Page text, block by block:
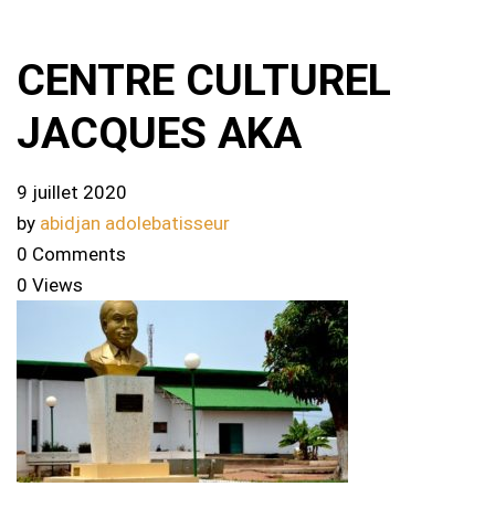
CENTRE CULTUREL
JACQUES AKA
9 juillet 2020
by abidjan adolebatisseur
0 Comments
0 Views